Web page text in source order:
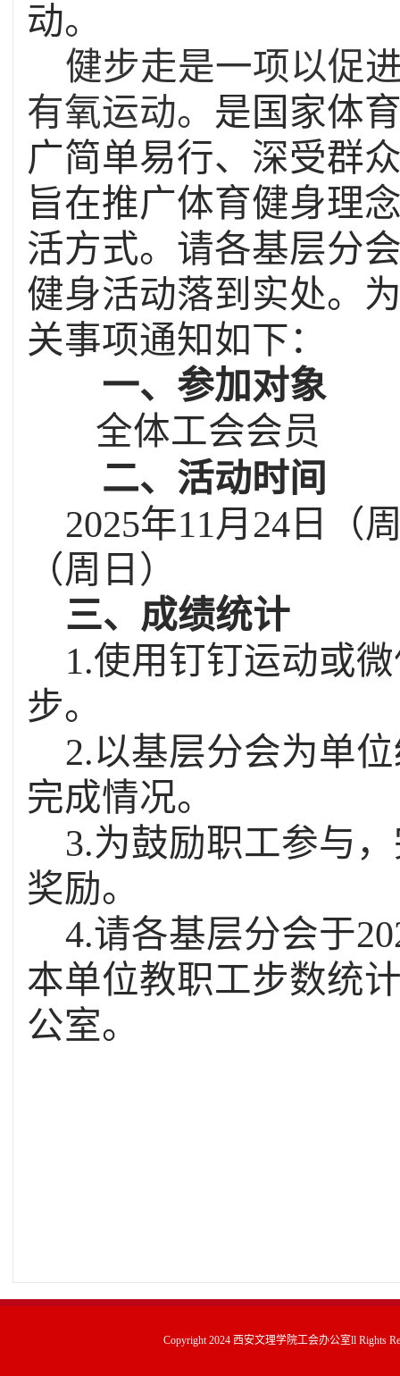
动。
健步走是一项以促
有氧运动。 是国家体
广简单易行、深受群
旨在推广体育健身理
活方式。请各基层分
健身活动落到实处。
关事项通知如下：
一、参加对象
全体工会会员
二、活动时间
2025年11月 24 日（
（周日）
三、成绩统计
1.使用钉钉运动或
步。
2.以基层分会为单
完成情况。
3.为鼓励职工参与
奖励。
4.请各基层分会于
本单位教职工步数统
公室。
Copyright 2024 西安文理学院工会办公室ll Rights